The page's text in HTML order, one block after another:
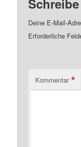
Deine E-Mail-
Erforderliche
Kommentar *